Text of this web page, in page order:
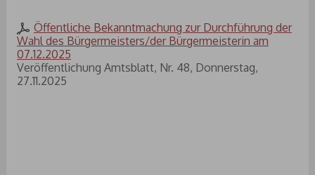
Öffentliche Bekanntmachung zur Durchführung der
Wahl des Bürgermeisters/der Bürgermeisterin am
07.12.2025
Veröffentlichung Amtsblatt, Nr. 48, Donnerstag,
27.11.2025